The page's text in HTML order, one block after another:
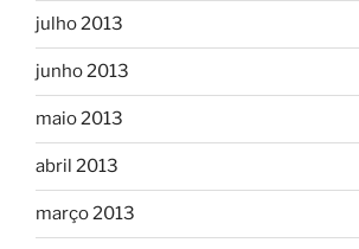
julho 2013
junho 2013
maio 2013
abril 2013
março 2013